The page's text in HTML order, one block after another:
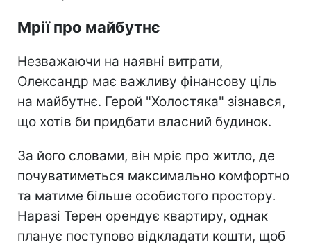
Мрії про майбутнє
Незважаючи на наявні витрати,
Олександр має важливу фінансову ціль
на майбутнє. Герой "Холостяка" зізнався,
що хотів би придбати власний будинок.
За його словами, він мріє про житло, де
почуватиметься максимально комфортно
та матиме більше особистого простору.
Наразі Терен орендує квартиру, однак
планує поступово відкладати кошти, щоб